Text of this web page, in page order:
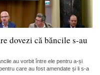
dovezi că băncile s-au
au vorbit între ele pentru a-și
care au fost amendate și li s-a